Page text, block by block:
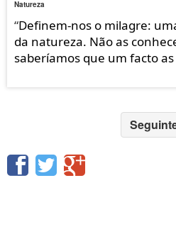
Natureza
“Definem-nos o milagre:
da natureza. Não as
saberíamos que um facto